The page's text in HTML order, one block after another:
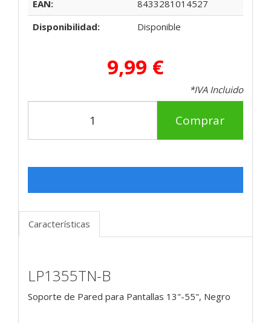
EAN:
8433281014527
Disponibilidad:
Disponible
9,99 €
*IVA Incluido
Comprar
Características
LP1355TN-B
Soporte de Pared para Pantallas 13"-55", Negro